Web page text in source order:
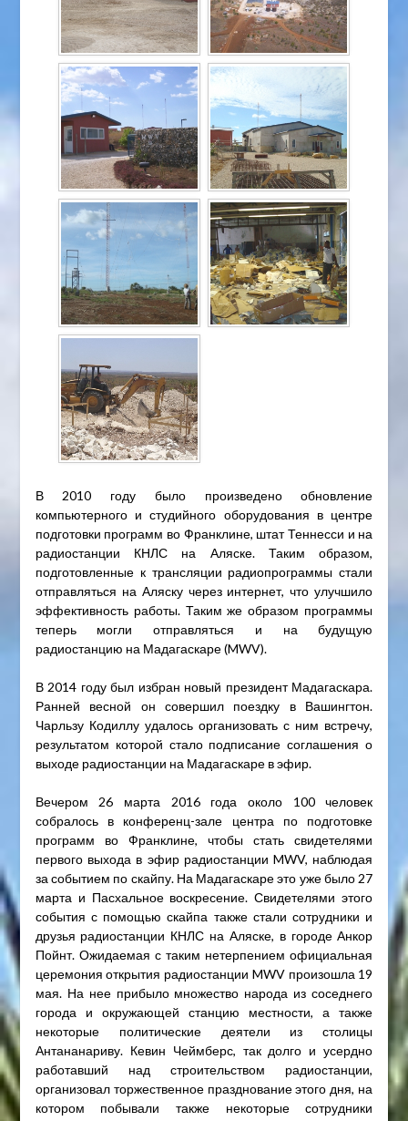
В 2010 году было произведено обновление
компьютерного и студийного оборудования в центре
подготовки программ во Франклине, штат Теннесси и на
радиостанции КНЛС на Аляске. Таким образом,
подготовленные к трансляции радиопрограммы стали
отправляться на Аляску через интернет, что улучшило
эффективность работы. Таким же образом программы
теперь могли отправляться и на будущую
радиостанцию на Мадагаскаре (MWV).
В 2014 году был избран новый президент Мадагаскара.
Ранней весной он совершил поездку в Вашингтон.
Чарльзу Кодиллу удалось организовать с ним встречу,
результатом которой стало подписание соглашения о
выходе радиостанции на Мадагаскаре в эфир.
Вечером 26 марта 2016 года около 100 человек
собралось в конференц-зале центра по подготовке
программ во Франклине, чтобы стать свидетелями
первого выхода в эфир радиостанции MWV, наблюдая
за событием по скайпу. На Мадагаскаре это уже было 27
марта и Пасхальное воскресение. Свидетелями этого
события с помощью скайпа также стали сотрудники и
друзья радиостанции КНЛС на Аляске, в городе Анкор
Пойнт. Ожидаемая с таким нетерпением официальная
церемония открытия радиостанции MWV произошла 19
мая. На нее прибыло множество народа из соседнего
города и окружающей станцию местности, а также
некоторые политические деятели из столицы
Антананариву. Кевин Чеймберс, так долго и усердно
работавший над строительством радиостанции,
организовал торжественное празднование этого дня, на
котором побывали также некоторые сотрудники